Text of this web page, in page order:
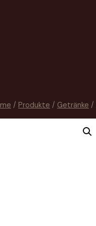
/ Produkte / Getränke /